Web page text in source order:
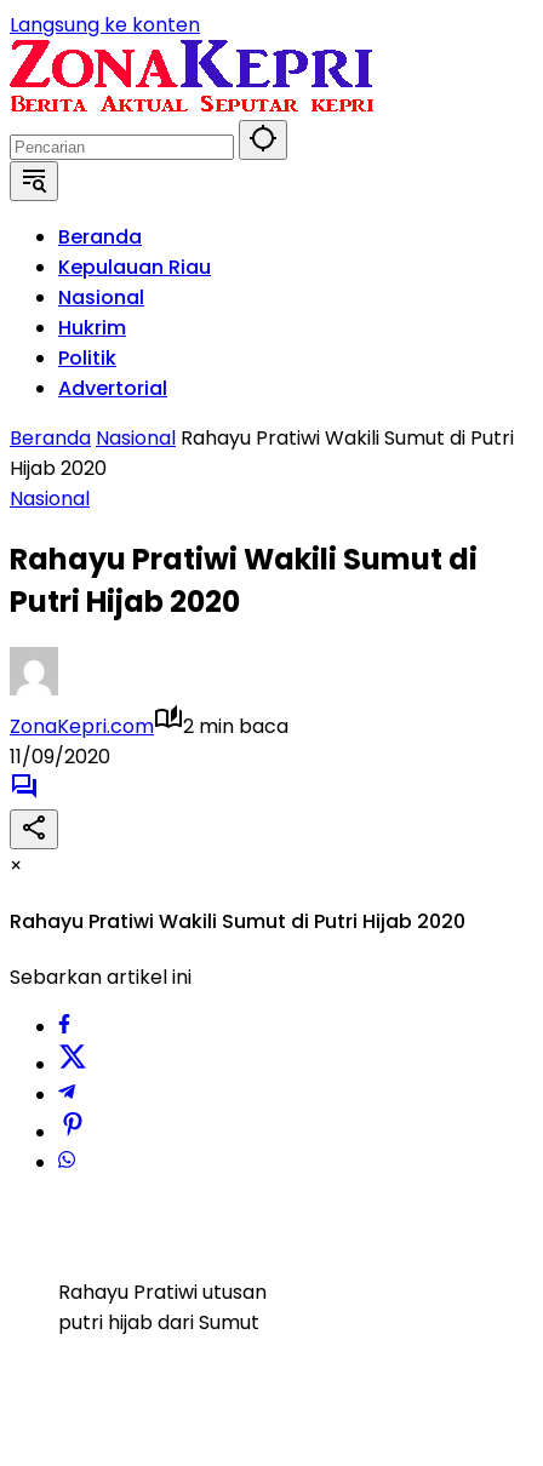
Langsung ke konten
Beranda
Kepulauan Riau
Nasional
Hukrim
Politik
Advertorial
Beranda Nasional Rahayu Pratiwi Wakili Sumut di Putri
Hijab 2020
Nasional
Rahayu Pratiwi Wakili Sumut di
Putri Hijab 2020
ZonaKepri.com
2 min baca
11/09/2020
×
Rahayu Pratiwi Wakili Sumut di Putri Hijab 2020
Sebarkan artikel ini
Rahayu Pratiwi utusan
putri hijab dari Sumut